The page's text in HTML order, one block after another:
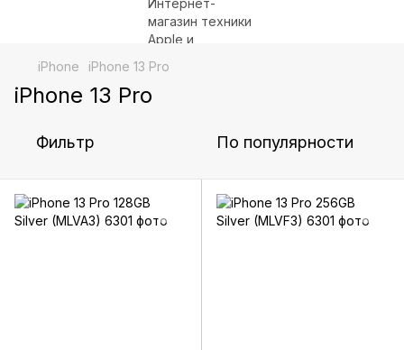
iPhone iPhone 13 Pro
iPhone 13 Pro
Фильтр По популярности